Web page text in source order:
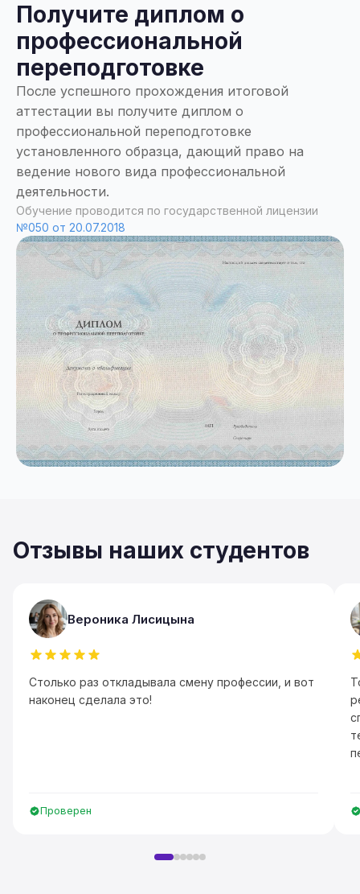
Получите диплом о
профессиональной
переподготовке
После успешного прохождения итоговой
аттестации вы получите диплом о
профессиональной переподготовке
установленного образца, дающий право на
ведение нового вида профессиональной
деятельности.
Обучение проводится по государственной лицензии
№050 от 20.07.2018
Отзывы наших студентов
Вероника Лисицына
Столько раз откладывала смену профессии, и вот
наконец сделала это!
Проверен